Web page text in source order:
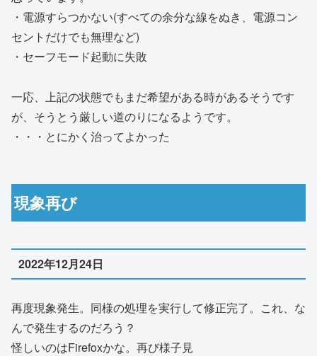
・電源すらつかない(すべての余分な線をぬき、電源コン
セントだけでも無理など)
・セーフモード起動に失敗
一応、上記の状態でもまだ希望がある時があるそうです
が、そうとう厳しい道のりになるようです。
・・・とにかく治ってよかった
現象再び
2022年12月24日
再度現象発生。同様の処理を実行して修正完了。これ、な
んで発生するのだろう？
怪しいのはFirefoxかな。再び様子見